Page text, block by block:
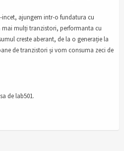
ajungem intr-o fundatura cu
mulți tranzistori, performanta cu
creste aberant, de la o generație la
de tranzistori și vom consuma zeci de
de lab501.